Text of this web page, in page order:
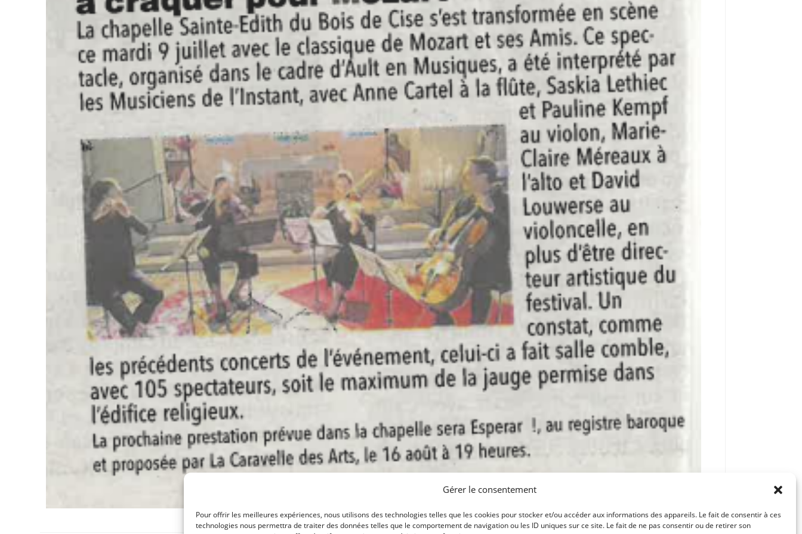
Gérer le consentement
Pour offrir les meilleures expériences, nous utilisons des technologies telles que les cookies pour stocker et/ou accéder aux informations des appareils. Le fait de consentir à ces
technologies nous permettra de traiter des données telles que le comportement de navigation ou les ID uniques sur ce site. Le fait de ne pas consentir ou de retirer son